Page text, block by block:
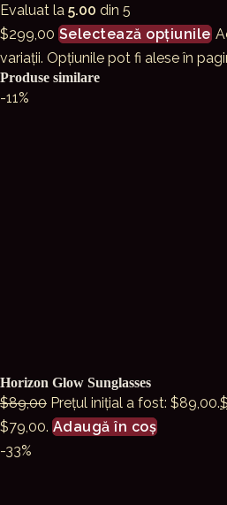
Evaluat la 5.00 din 5
$299,00 Selectează opțiunile
variații. Opțiunile pot fi alese în
Produse similare
-11%
Horizon Glow Sunglasses
$89,00 Prețul inițial a fost: $89,00.$
$79,00. Adaugă în coș
-33%